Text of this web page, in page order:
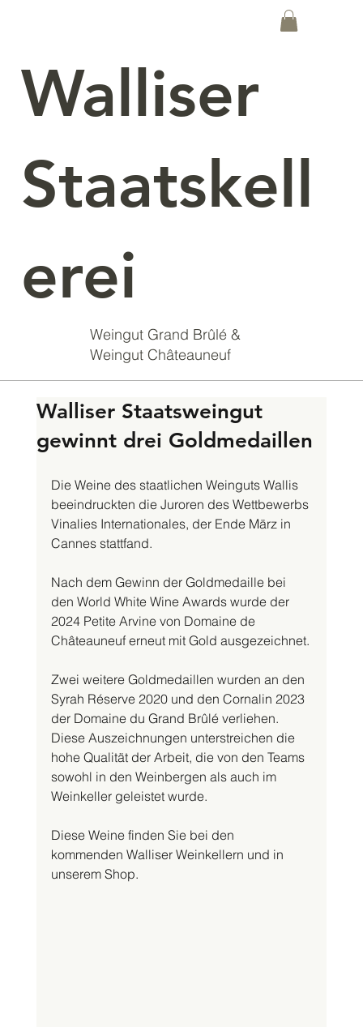
Walliser
Staatskell
erei
Weingut Grand Brûlé &
Weingut Châteauneuf
Walliser Staatsweingut
gewinnt drei Goldmedaillen
Die Weine des staatlichen Weinguts Wallis
beeindruckten die Juroren des Wettbewerbs
Vinalies Internationales, der Ende März in
Cannes stattfand.
Nach dem Gewinn der Goldmedaille bei
den World White Wine Awards wurde der
2024 Petite Arvine von Domaine de
Châteauneuf erneut mit Gold ausgezeichnet.
Zwei weitere Goldmedaillen wurden an den
Syrah Réserve 2020 und den Cornalin 2023
der Domaine du Grand Brûlé verliehen.
Diese Auszeichnungen unterstreichen die
hohe Qualität der Arbeit, die von den Teams
sowohl in den Weinbergen als auch im
Weinkeller geleistet wurde.
Diese Weine finden Sie bei den
kommenden Walliser Weinkellern und in
unserem Shop.